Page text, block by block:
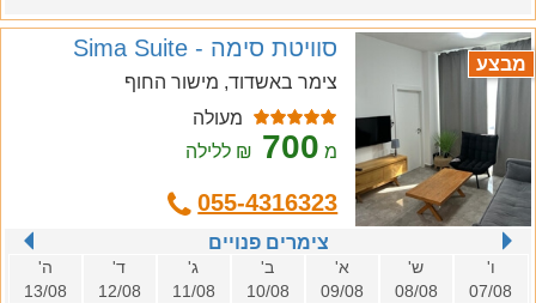
מבצע
סוויטת סימה - Sima Suite
צימר באשדוד, מישור החוף
מעולה
מ 700 ₪ ללילה
055-4316323
צימרים פנויים
ו'
07/08
ש'
08/08
א'
09/08
ב'
10/08
ג'
11/08
ד'
12/08
ה'
13/08